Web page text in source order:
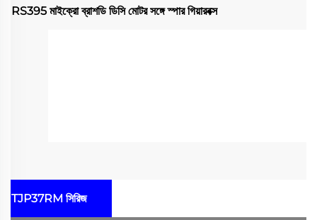
RS395 মাইক্রো ব্রাশডি ডিসি মোটর সঙ্গে স্পার গিয়ারবক্স
TJP37RM সিরিজ